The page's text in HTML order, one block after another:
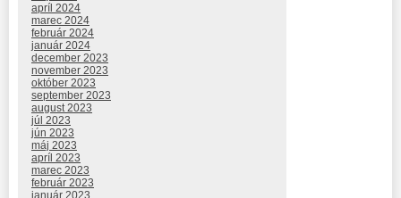
apríl 2024
marec 2024
február 2024
január 2024
december 2023
november 2023
október 2023
september 2023
august 2023
júl 2023
jún 2023
máj 2023
apríl 2023
marec 2023
február 2023